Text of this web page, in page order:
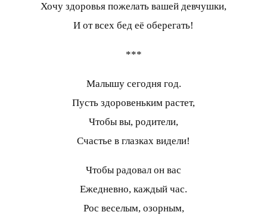
Хочу здоровья пожелать вашей девчушки,
И от всех бед её оберегать!
***
Малышу сегодня год.
Пусть здоровеньким растет,
Чтобы вы, родители,
Счастье в глазках видели!
Чтобы радовал он вас
Ежедневно, каждый час.
Рос веселым, озорным,